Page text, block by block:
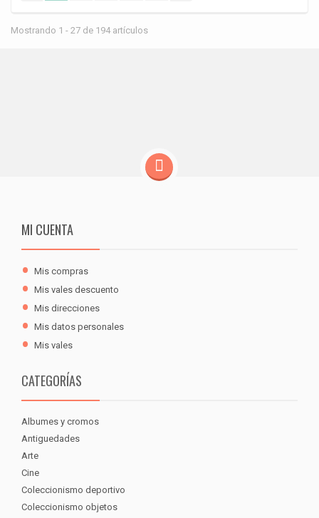
Mostrando 1 - 27 de 194 artículos
MI CUENTA
Mis compras
Mis vales descuento
Mis direcciones
Mis datos personales
Mis vales
CATEGORÍAS
Albumes y cromos
Antiguedades
Arte
Cine
Coleccionismo deportivo
Coleccionismo objetos